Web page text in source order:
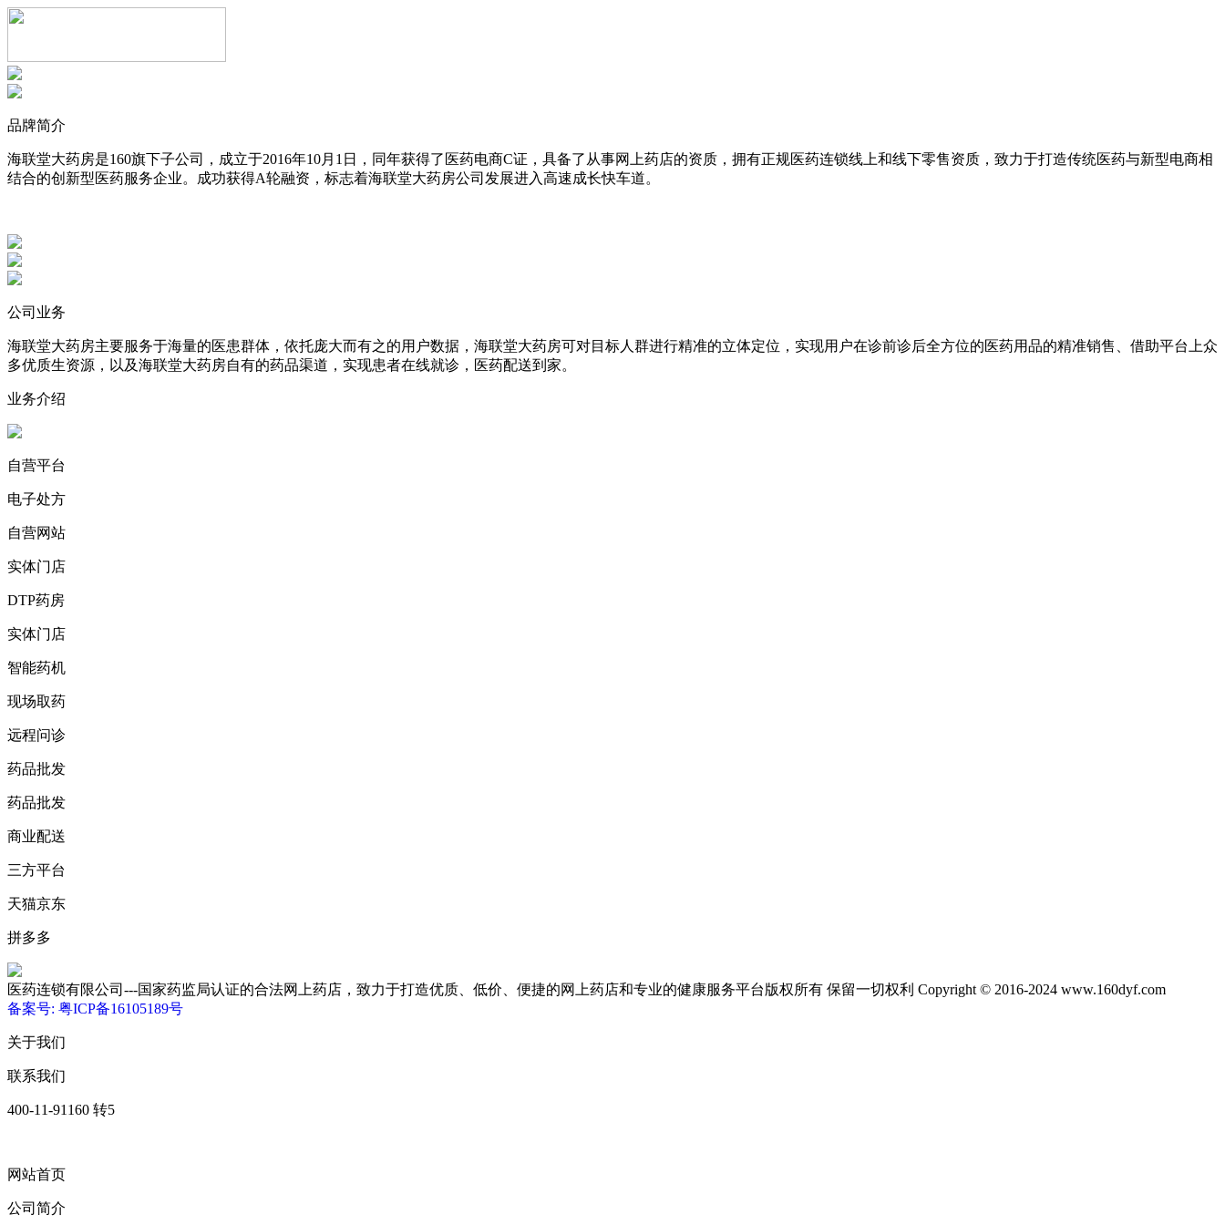
品牌简介
海联堂大药房是160旗下子公司，成立于2016年10月1日，同年获得了医药电商C证，具备了从事网上药店的资质，拥有正规医药连锁线上和线下零售资质，致力于打造传统医药与新型电商相
结合的创新型医药服务企业。成功获得A轮融资，标志着海联堂大药房公司发展进入高速成长快车道。
公司业务
海联堂大药房主要服务于海量的医患群体，依托庞大而有之的用户数据，海联堂大药房可对目标人群进行精准的立体定位，实现用户在诊前诊后全方位的医药用品的精准销售、借助平台上众
多优质生资源，以及海联堂大药房自有的药品渠道，实现患者在线就诊，医药配送到家。
业务介绍
自营平台
电子处方
自营网站
实体门店
DTP药房
实体门店
智能药机
现场取药
远程问诊
药品批发
药品批发
商业配送
三方平台
天猫京东
拼多多
医药连锁有限公司---国家药监局认证的合法网上药店，致力于打造优质、低价、便捷的网上药店和专业的健康服务平台版权所有 保留一切权利 Copyright © 2016-2024 www.160dyf.com
备案号: 粤ICP备16105189号
关于我们
联系我们
400-11-91160 转5
网站首页
公司简介